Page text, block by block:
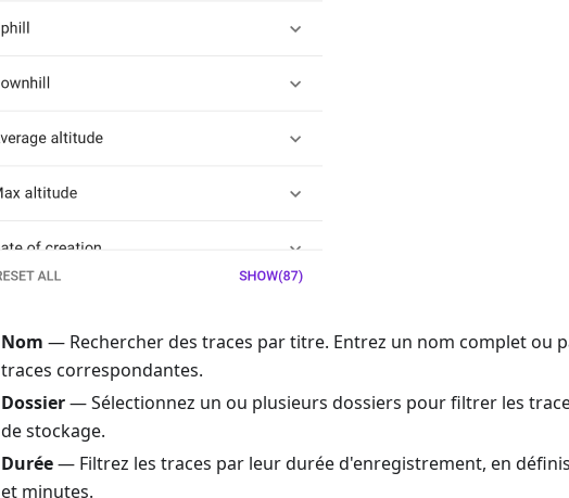
Nom — Rechercher des traces par titre. Entrez un nom complet ou
traces correspondantes.
Dossier— Sélectionnez un ou plusieurs dossiers pour filtrer les
de stockage.
Durée— Filtrez les traces par leur durée d'enregistrement, en
et minutes.